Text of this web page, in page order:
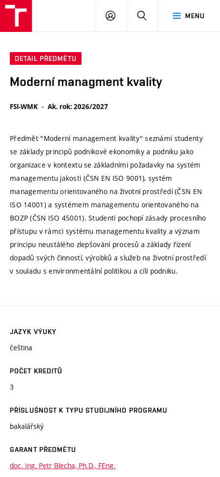
MENU
PŘIHLÁSIT
DETAIL PŘEDMĚTU
Moderní managment kvality
FSI-WMK Ak. rok: 2026/2027
Předmět "Moderní management kvality" seznámí studenty
se základy principů podnikové ekonomiky a podniku jako
organizace v kontextu se základními požadavky na systém
managementu jakosti (ČSN EN ISO 9001), systém
managementu orientovaného na životní prostředí (ČSN EN
ISO 14001) a systémem managementu orientovaného na
BOZP (ČSN ISO 45001). Studenti pochopí zásady procesního
přístupu v rámci systému managementu kvality a význam
principu neustálého zlepšování procesů a základy řízení
dopadů svých činností, výrobků a služeb na životní prostředí
v souladu s environmentální politikou a cíli podniku.
JAZYK VÝUKY
čeština
POČET KREDITŮ
3
PŘÍSLUŠNOST K TYPU STUDIJNÍHO PROGRAMU
bakalářský
GARANT PŘEDMĚTU
doc. Ing. Petr Blecha, Ph.D., FEng.